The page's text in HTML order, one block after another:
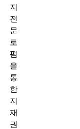
지
전
문
로
펌
을
통
한
지
재
권